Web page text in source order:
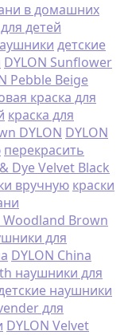
в домашних
детей
детские
DYLON Sunflower
Pebble Beige
краска для
краска для
DYLON DYLON
перекрасить
Dye Velvet Black
вручную краски
Woodland Brown
для
DYLON China
наушники для
наушники
для
DYLON Velvet